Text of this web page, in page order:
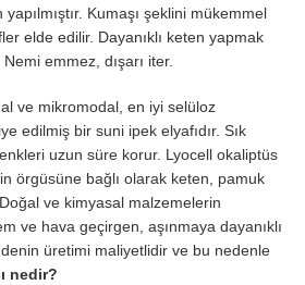
Kumaşı şeklini mükemmel
elde edilir. Dayanıklı keten yapmak
emmez, dışarı iter.
ve mikromodal, en iyi selüloz
edilmiş bir suni ipek elyafıdır. Sık
uzun süre korur. Lyocell okaliptüs
örgüsüne bağlı olarak keten, pamuk
ve kimyasal malzemelerin
ve hava geçirgen, aşınmaya dayanıklı
üretimi maliyetlidir ve bu nedenle
nedir?